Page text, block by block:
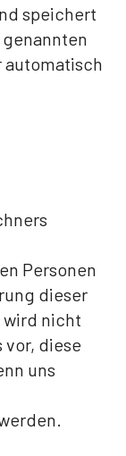
speichert
automatisch
Personen
dieser
wird nicht
diese
uns